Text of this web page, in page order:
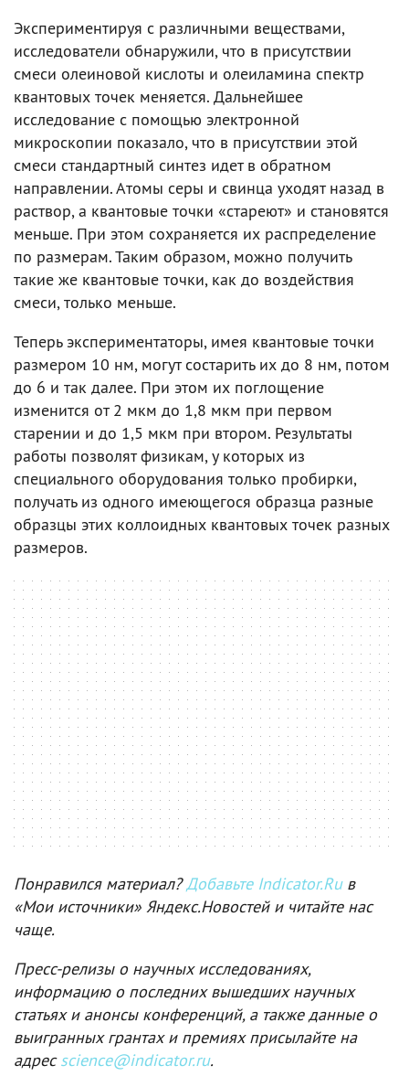
Экспериментируя с различными веществами,
исследователи обнаружили, что в присутствии
смеси олеиновой кислоты и олеиламина спектр
квантовых точек меняется. Дальнейшее
исследование с помощью электронной
микроскопии показало, что в присутствии этой
смеси стандартный синтез идет в обратном
направлении. Атомы серы и свинца уходят назад в
раствор, а квантовые точки «стареют» и становятся
меньше. При этом сохраняется их распределение
по размерам. Таким образом, можно получить
такие же квантовые точки, как до воздействия
смеси, только меньше.
Теперь экспериментаторы, имея квантовые точки
размером 10 нм, могут состарить их до 8 нм, потом
до 6 и так далее. При этом их поглощение
изменится от 2 мкм до 1,8 мкм при первом
старении и до 1,5 мкм при втором. Результаты
работы позволят физикам, у которых из
специального оборудования только пробирки,
получать из одного имеющегося образца разные
образцы этих коллоидных квантовых точек разных
размеров.
Понравился материал?Добавьте Indicator.Ruв
«Мои источники» Яндекс.Новостей и читайте нас
чаще.
Пресс-релизы о научных исследованиях,
информацию о последних вышедших научных
статьях и анонсы конференций, а также данные о
выигранных грантах и премиях присылайте на
адресscience@indicator.ru.